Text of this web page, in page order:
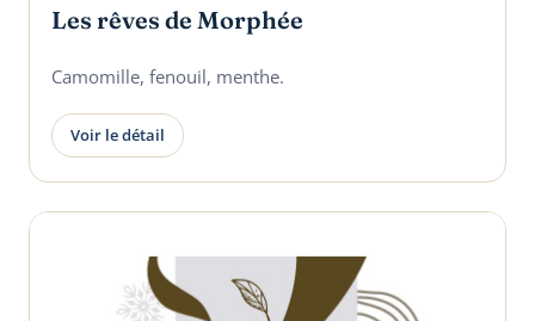
Les rêves de Morphée
Camomille, fenouil, menthe.
Voir le détail